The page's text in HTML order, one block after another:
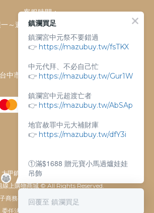
客服時間：
～週日 上午9點～下午6點
客服電話：
04-26763688
門市地址：
台中市大甲區順天路238號
大甲鎮瀾宮唯一指定 官方商城
線上購物商城 © All Rights Reserved.
商務有限公司 / 統一編號 61929607
委任法律顧問：瀛睿律師事務
鎮瀾買足
鎮瀾宮中元祭不要錯過
👉 https://mazubuy.tw/fsTKX
中元代拜、不必自己忙
👉 https://mazubuy.tw/Gur1W
鎮瀾宮中元超渡亡者
👉 https://mazubuy.tw/AbSAp
地官赦罪中元大補財庫
👉 https://mazubuy.tw/dfY3i
①滿$1688 贈元寶小馬過爐娃娃
吊飾
回覆至 鎮瀾買足